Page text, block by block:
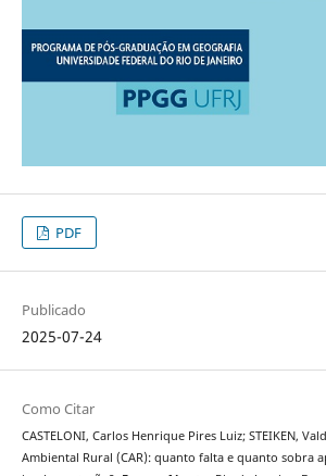
PDF
Publicado
2025-07-24
Como Citar
CASTELONI, Carlos Henrique Pires Luiz; STEIKEN,
Ambiental Rural (CAR): quanto falta e quanto sobra